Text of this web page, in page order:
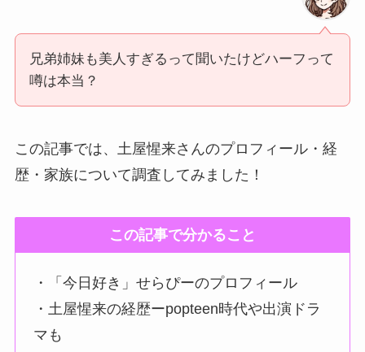
兄弟姉妹も美人すぎるって聞いたけどハーフって
噂は本当？
この記事では、土屋惺来さんのプロフィール・経
歴・家族について調査してみました！
この記事で分かること
・「今日好き」せらぴーのプロフィール
・土屋惺来の経歴ーpopteen時代や出演ドラ
マも